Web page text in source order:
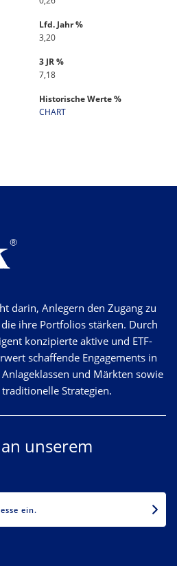
Lfd. Jahr %
3,20
3 JR %
7,18
Historische Werte %
CHART
darin, Anlegern den Zugang zu
ihre Portfolios stärken. Durch
konzipierte aktive und ETF-
schaffende Engagements in
und Märkten sowie
Strategien.
unserem